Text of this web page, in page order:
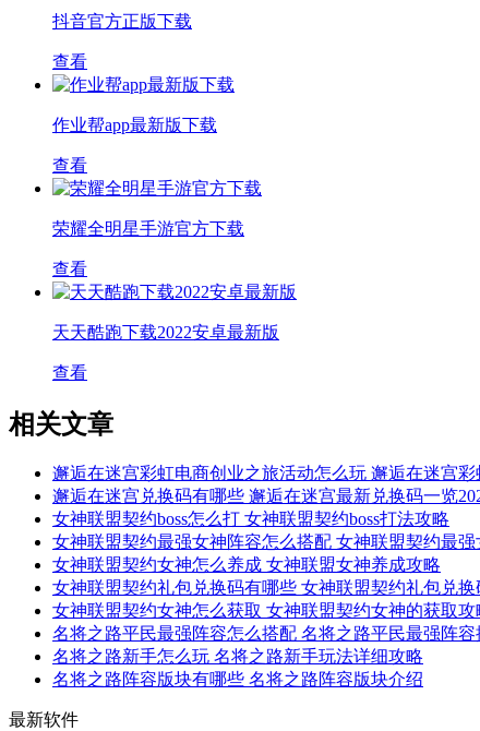
抖音官方正版下载
查看
作业帮app最新版下载
查看
荣耀全明星手游官方下载
查看
天天酷跑下载2022安卓最新版
查看
相关文章
邂逅在迷宫彩虹电商创业之旅活动怎么玩 邂逅在迷宫
邂逅在迷宫兑换码有哪些 邂逅在迷宫最新兑换码一览
女神联盟契约boss怎么打 女神联盟契约boss打法攻略
女神联盟契约最强女神阵容怎么搭配 女神联盟契约最
女神联盟契约女神怎么养成 女神联盟女神养成攻略
女神联盟契约礼包兑换码有哪些 女神联盟契约礼包兑换
女神联盟契约女神怎么获取 女神联盟契约女神的获取攻
名将之路平民最强阵容怎么搭配 名将之路平民最强阵容
名将之路新手怎么玩 名将之路新手玩法详细攻略
名将之路阵容版块有哪些 名将之路阵容版块介绍
最新软件